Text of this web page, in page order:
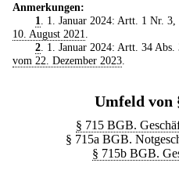
Anmerkungen:
1
. 1. Januar 2024: Artt. 1 Nr.
10. August 2021
2. 1. Januar 2024: Artt. 34 Abs.
vom 22. Dezember 2023
Umfeld von
§ 715 BGB.
§ 715a BGB.
§ 715b BGB.